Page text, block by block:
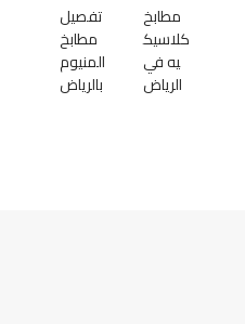
مطابخ
كلاسيك
يه في
الرياض
تفصيل
مطابخ
المنيوم
بالرياض